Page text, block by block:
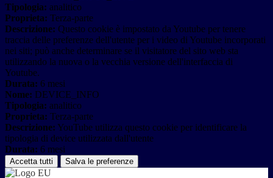
Tipologia: analitico
Proprieta: Terza-parte
Descrizione: Questo cookie è impostato da Youtube per tenere
traccia delle preferenze dell'utente per i video di Youtube incorporati
nei siti; può anche determinare se il visitatore del sito web sta
utilizzando la nuova o la vecchia versione dell'interfaccia di
Youtube.
Durata: 6 mesi
Nome: DEVICE_INFO
Tipologia: analitico
Proprieta: Terza-parte
Descrizione: YouTube utilizza questo cookie per identificare la
tipologia di device utilizzata dall'utente
Durata: 6 mesi
Accetta tutti Salva le preferenze